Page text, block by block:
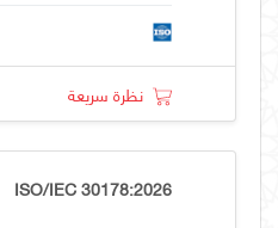
نظرة سريعة
ISO/IEC 30178:2026